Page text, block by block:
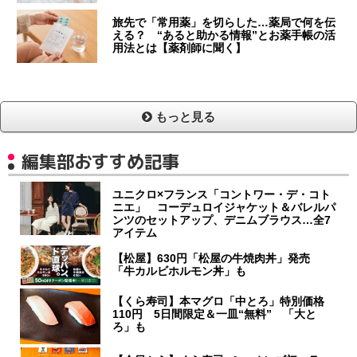
旅先で「常用薬」を切らした…薬局で何を伝
える？ “あると助かる情報”とお薬手帳の活
用法とは【薬剤師に聞く】
もっと見る
編集部おすすめ記事
ユニクロ×フランス「コントワー・デ・コト
ニエ」 コーデュロイジャケット＆バレルパ
ンツのセットアップ、デニムブラウス…全7
アイテム
【松屋】630円「松屋の牛焼肉丼」発売
「牛カルビホルモン丼」も
【くら寿司】本マグロ「中とろ」特別価格
110円 5日間限定＆一皿“無料” 「大と
ろ」も